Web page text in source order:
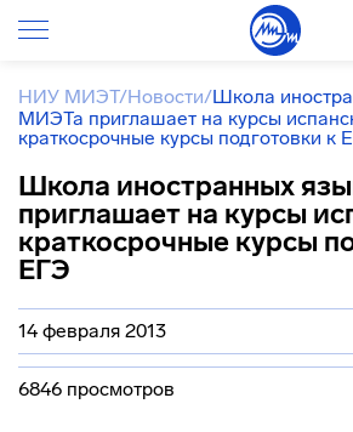
НИУ МИЭТ/Новости/Школа
МИЭТа приглашает на курсы
краткосрочные курсы подготовки к
Школа иностранных
приглашает на курсы
краткосрочные курсы
ЕГЭ
14 февраля 2013
6846 просмотров